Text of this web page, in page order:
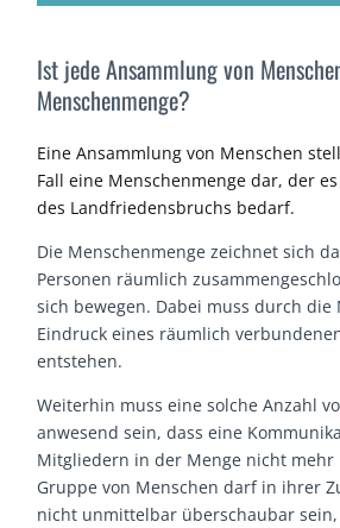
Ist jede Ansammlung von
Menschenmenge?
Eine Ansammlung von Menschen
Fall eine Menschenmenge dar,der
des Landfriedensbruchs bedarf.
Die Menschenmenge zeichnet sich
Personen räumlich
sich bewegen. Dabei muss durch die
Eindruck eines räumlich
entstehen.
Weiterhin muss eine solche Anzahl
anwesend sein, dass eine
Mitgliedern in der Menge nicht mehr
Gruppe von Menschen darf in ihrer
nicht unmittelbar überschaubar sein,